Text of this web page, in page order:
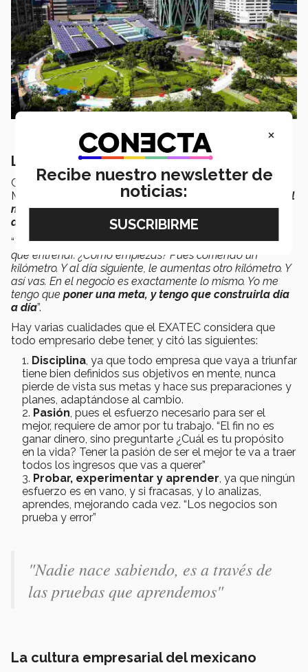
Las claves del éxito
Cuando se le preguntó en entrevista a Sánchez
Mendiola cuáles son las claves del éxito, replicó “
todo el
mundo habla de éxito, pero el éxito se construye día a
día",
“Vete a correr un maratón mañana. No puedes. Tienes
que entrenar. ¿Cómo empiezas? Pues corriendo un
kilómetro. Y al día siguiente, le aumentas otro kilómetro. Y
así vas. En el negocio es exactamente lo mismo. Yo me
tengo que poner una meta, y tengo que construirla día
a día”.
Hay varias cualidades que el EXATEC considera que
todo empresario debe tener, y citó las siguientes:
Disciplina, ya que todo empresa que vaya a triunfar
tiene bien definidos sus objetivos en mente, nunca
pierde de vista sus metas y hace sus preparaciones y
planes, adaptándose al cambio.
Pasión, pues el esfuerzo necesario para ser el
mejor, requiere de amor por tu trabajo. “El fin no es
ganar dinero, sino preguntarte ¿Cuál es tu propósito
en la vida? Tener la pasión de ser el mejor te va a traer
todos los ingresos que vas a querer”
Probar, experimentar y aprender, ya que ningún
esfuerzo es en vano, y si fracasas, y lo analizas,
aprendes, mejorando cada vez. “Los negocios son
prueba y error”
"Nadie nace sabiendo, es a través de
las pruebas que aprendemos"
La cultura empresarial del mexicano
×
Recibe nuestro newsletter de
noticias: